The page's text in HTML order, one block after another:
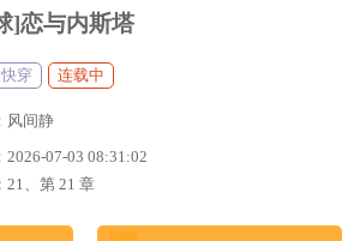
]恋与内斯塔
穿 连载中
风间静
2026-07-03 08:31:02
21、第 21 章